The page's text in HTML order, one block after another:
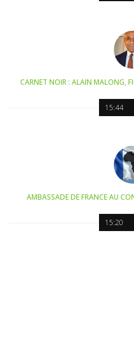
15:44
CARNET NOIR : ALAIN MALONG,
15:20
AMBASSADE DE FRANCE AU